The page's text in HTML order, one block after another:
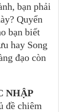
bạn phải
Quyển
bạn biết
hay Song
đạo còn
NHẬP
đề chiêm